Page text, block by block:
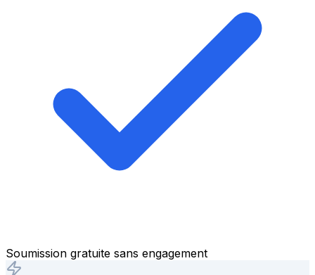
Soumission gratuite sans engagement